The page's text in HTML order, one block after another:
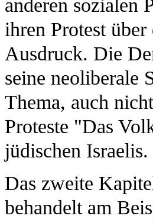
anderen sozialen
ihren Protest
Ausdruck. Die
seine neoliberale
Thema, auch
Proteste "Das
jüdischen Israelis.
Das zweite
behandelt am